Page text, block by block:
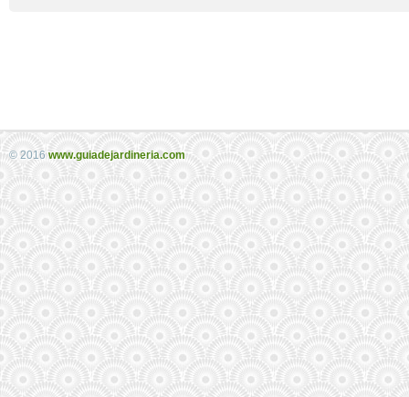
© 2016 www.guiadejardineria.com